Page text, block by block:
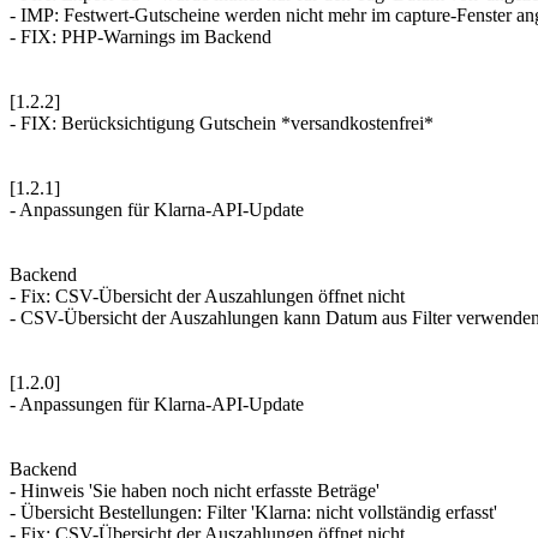
- IMP: Festwert-Gutscheine werden nicht mehr im capture-Fenster
- FIX: PHP-Warnings im Backend
[1.2.2]
- FIX: Berücksichtigung Gutschein *versandkostenfrei*
[1.2.1]
- Anpassungen für Klarna-API-Update
Backend
- Fix: CSV-Übersicht der Auszahlungen öffnet nicht
- CSV-Übersicht der Auszahlungen kann Datum aus Filter verwenden
[1.2.0]
- Anpassungen für Klarna-API-Update
Backend
- Hinweis 'Sie haben noch nicht erfasste Beträge'
- Übersicht Bestellungen: Filter 'Klarna: nicht vollständig erfasst'
- Fix: CSV-Übersicht der Auszahlungen öffnet nicht